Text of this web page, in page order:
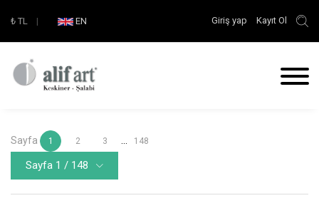
₺ TL | EN Giriş yap Kayıt Ol
Sayfa 1 2 3 148
Sayfa 1 / 148